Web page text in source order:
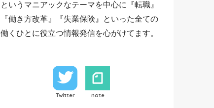
というマニアックなテーマを中心に『転職』
『働き方改革』『失業保険』といった全ての
働くひとに役立つ情報発信を心がけてます。
Twitter note